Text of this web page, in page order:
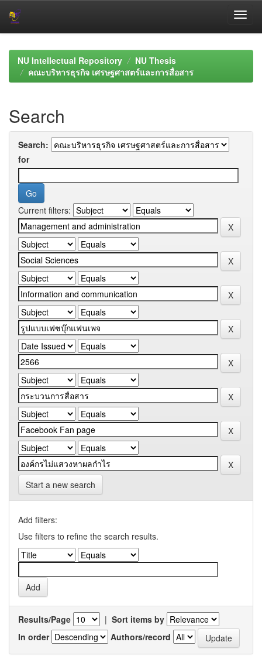
navigationNU Intellectual Repository
NU Thesis
คณะบริหารธุรกิจ เศรษฐศาสตร์และการสื่อสาร
Search
Search:
for
Current filters:
Start a new search
Add filters:
Use filters to refine the search results.
Results/Page | Sort items by
In order
Authors/record